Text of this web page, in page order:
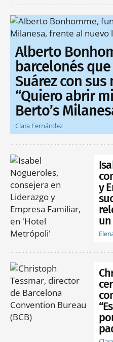
Alberto
barcelonés
Suárez con sus
“Quiero abrir
Berto’s
Clara Fernández
y